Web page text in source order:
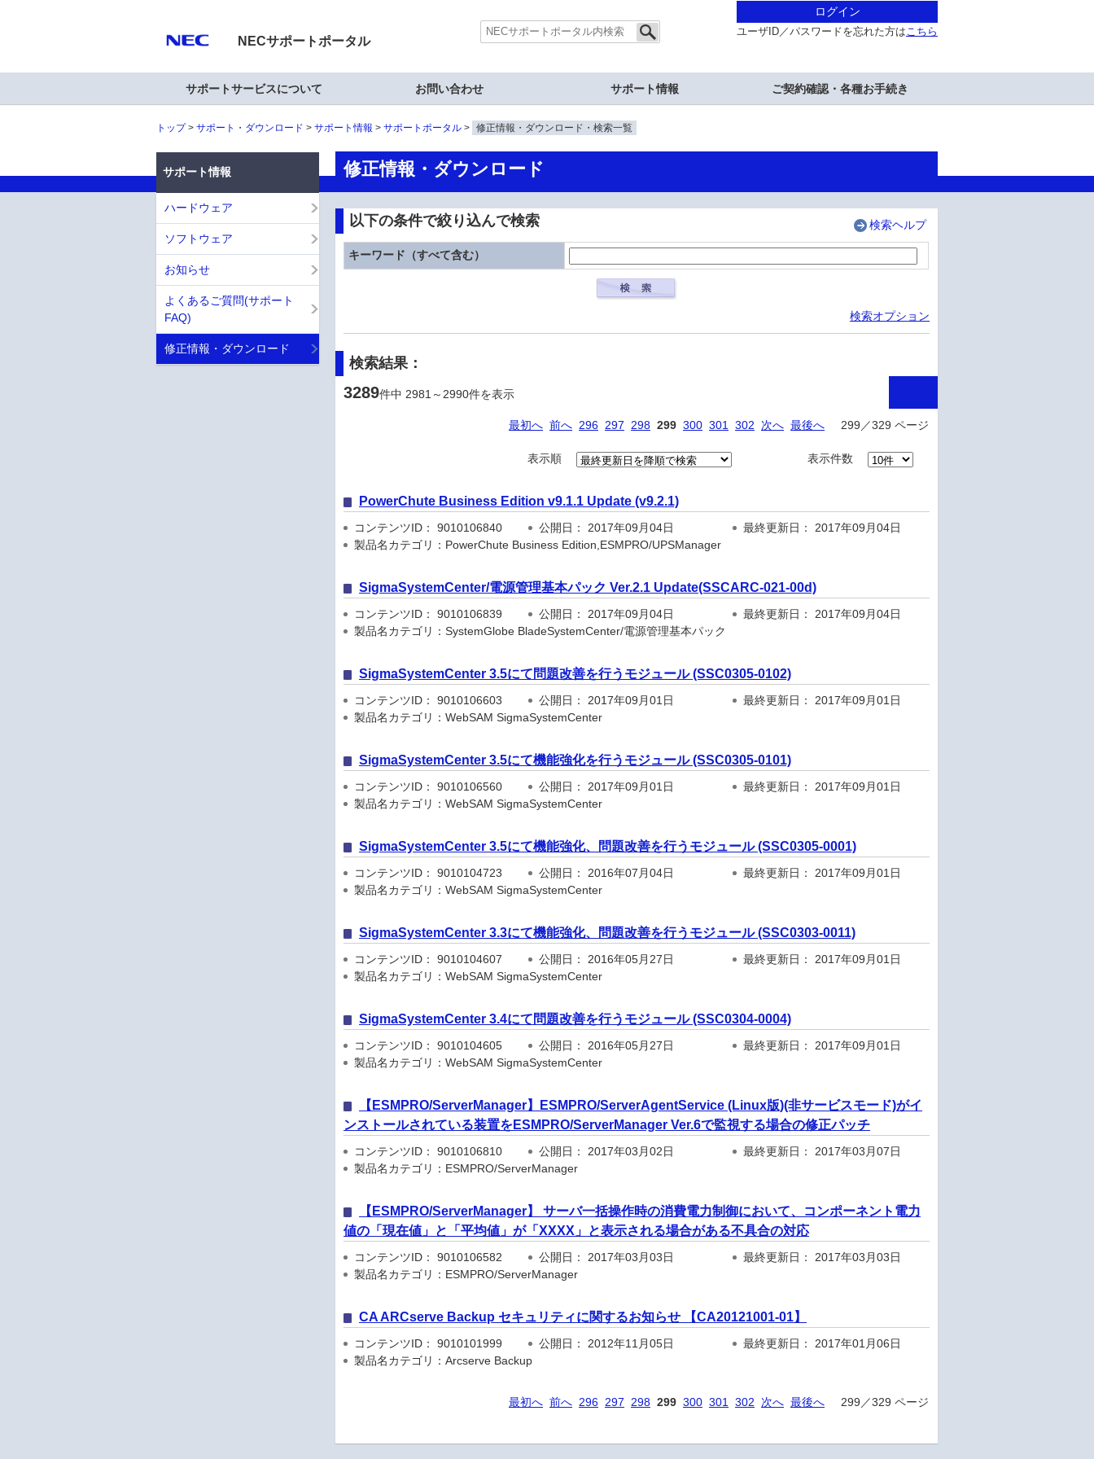
NECサポートポータル
ログイン
ユーザID／パスワードを忘れた方はこちら
サポートサービスについて お問い合わせ サポート情報 ご契約確認・各種お手続き
トップ サポート・ダウンロード サポート情報 サポートポータル 修正情報・ダウンロード・検索一覧
修正情報・ダウンロード
以下の条件で絞り込んで検索 検索ヘルプ
キーワード（すべて含む）
検索オプション
検索結果：
3289件中 2981～2990件を表示
最初へ 前へ 296 297 298 299 300 301 302 次へ 最後へ 299／329 ページ
表示順 表示件数
PowerChute Business Edition v9.1.1 Update (v9.2.1)
コンテンツID： 9010106840 公開日： 2017年09月04日
最終更新日： 2017年09月04日
製品名カテゴリ：PowerChute Business Edition,ESMPRO/UPSManager
SigmaSystemCenter/電源管理基本パック Ver.2.1 Update(SSCARC-021-00d)
コンテンツID： 9010106839 公開日： 2017年09月04日
最終更新日： 2017年09月04日
製品名カテゴリ：SystemGlobe BladeSystemCenter/電源管理基本パック
SigmaSystemCenter 3.5にて問題改善を行うモジュール (SSC0305-0102)
コンテンツID： 9010106603 公開日： 2017年09月01日
最終更新日： 2017年09月01日
製品名カテゴリ：WebSAM SigmaSystemCenter
SigmaSystemCenter 3.5にて機能強化を行うモジュール (SSC0305-0101)
コンテンツID： 9010106560 公開日： 2017年09月01日
最終更新日： 2017年09月01日
製品名カテゴリ：WebSAM SigmaSystemCenter
SigmaSystemCenter 3.5にて機能強化、問題改善を行うモジュール (SSC0305-0001)
コンテンツID： 9010104723 公開日： 2016年07月04日
最終更新日： 2017年09月01日
製品名カテゴリ：WebSAM SigmaSystemCenter
SigmaSystemCenter 3.3にて機能強化、問題改善を行うモジュール (SSC0303-0011)
コンテンツID： 9010104607 公開日： 2016年05月27日
最終更新日： 2017年09月01日
製品名カテゴリ：WebSAM SigmaSystemCenter
SigmaSystemCenter 3.4にて問題改善を行うモジュール (SSC0304-0004)
コンテンツID： 9010104605 公開日： 2016年05月27日
最終更新日： 2017年09月01日
製品名カテゴリ：WebSAM SigmaSystemCenter
【ESMPRO/ServerManager】ESMPRO/ServerAgentService (Linux版)(非サービスモード)がイ
ンストールされている装置をESMPRO/ServerManager Ver.6で監視する場合の修正パッチ
コンテンツID： 9010106810 公開日： 2017年03月02日
最終更新日： 2017年03月07日
製品名カテゴリ：ESMPRO/ServerManager
【ESMPRO/ServerManager】 サーバ一括操作時の消費電力制御において、コンポーネント電力
値の「現在値」と「平均値」が「XXXX」と表示される場合がある不具合の対応
コンテンツID： 9010106582 公開日： 2017年03月03日
最終更新日： 2017年03月03日
製品名カテゴリ：ESMPRO/ServerManager
CA ARCserve Backup セキュリティに関するお知らせ 【CA20121001-01】
コンテンツID： 9010101999 公開日： 2012年11月05日
最終更新日： 2017年01月06日
製品名カテゴリ：Arcserve Backup
最初へ 前へ 296 297 298 299 300 301 302 次へ 最後へ 299／329 ページ
サポート情報
ハードウェア
ソフトウェア
お知らせ
よくあるご質問(サポート
FAQ)
修正情報・ダウンロード